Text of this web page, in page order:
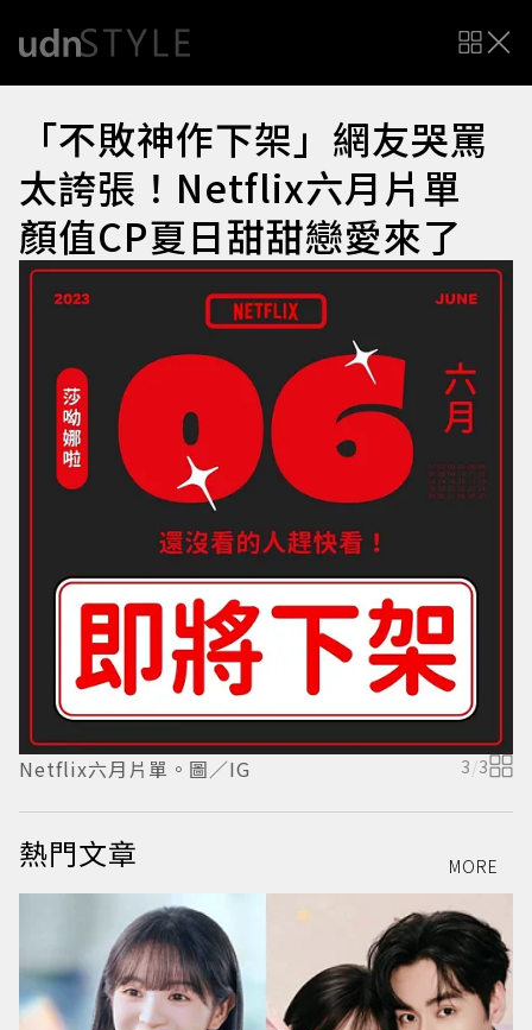
「不敗神作下架」網友哭罵
太誇張！Netflix六月片單
顏值CP夏日甜甜戀愛來了
Netflix六月片單。圖／IG 3/3
熱門文章 MORE